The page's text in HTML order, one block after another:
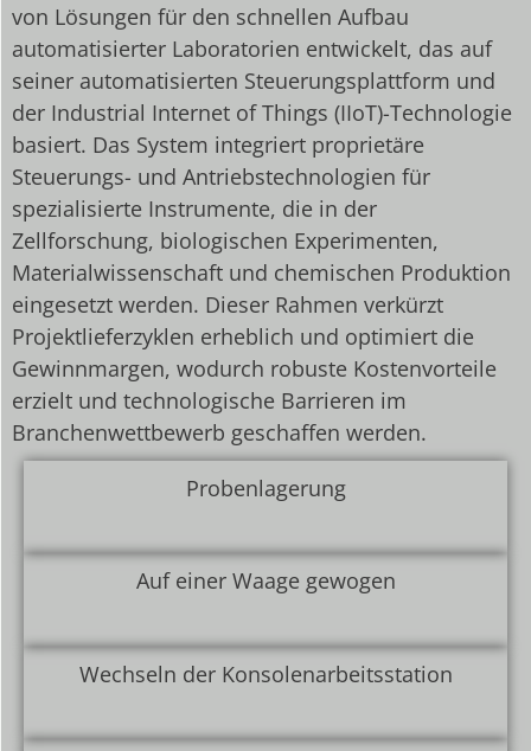
von Lösungen für den schnellen Aufbau
automatisierter Laboratorien entwickelt, das auf
seiner automatisierten Steuerungsplattform und
der Industrial Internet of Things (IIoT)-Technologie
basiert. Das System integriert proprietäre
Steuerungs- und Antriebstechnologien für
spezialisierte Instrumente, die in der
Zellforschung, biologischen Experimenten,
Materialwissenschaft und chemischen Produktion
eingesetzt werden. Dieser Rahmen verkürzt
Projektlieferzyklen erheblich und optimiert die
Gewinnmargen, wodurch robuste Kostenvorteile
erzielt und technologische Barrieren im
Branchenwettbewerb geschaffen werden.
Probenlagerung
Auf einer Waage gewogen
Wechseln der Konsolenarbeitsstation